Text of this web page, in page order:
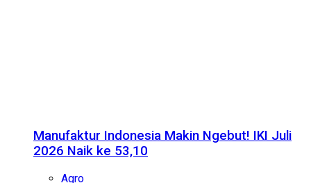
Manufaktur Indonesia Makin Ngebut! IKI Juli
2026 Naik ke 53,10
Agro